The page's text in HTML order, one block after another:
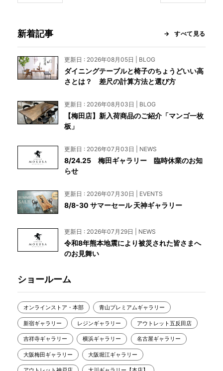
新着記事 すべて見る
更新日 : 2026年08月05日 | BLOG
ダイニングテーブルと椅子のちょうどいい高
さとは？ 差尺の計算方法と選び方
更新日 : 2026年08月03日 | BLOG
【梅田店】新入荷商品のご紹介「マンゴ一枚
板」
更新日 : 2026年07月03日 | NEWS
8/24.25 梅田ギャラリー 臨時休業のお知
らせ
更新日 : 2026年07月30日 | EVENTS
8/8-30 サマーセール 天神ギャラリー
更新日 : 2026年07月29日 | NEWS
令和8年熊本地震により被災された皆さまへ
のお見舞い
ショールーム
オンラインストア・本部 青山プレミアムギャラリー
新宿ギャラリー レジンギャラリー アウトレット五反田店
吉祥寺ギャラリー 横浜ギャラリー 名古屋ギャラリー
大阪梅田ギャラリー 大阪堀江ギャラリー